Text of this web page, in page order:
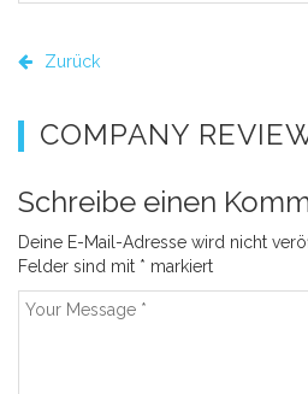
Zurück
COMPANY
Schreibe einen
Deine E-Mail-Adresse wird nicht
Felder sind mit * markiert